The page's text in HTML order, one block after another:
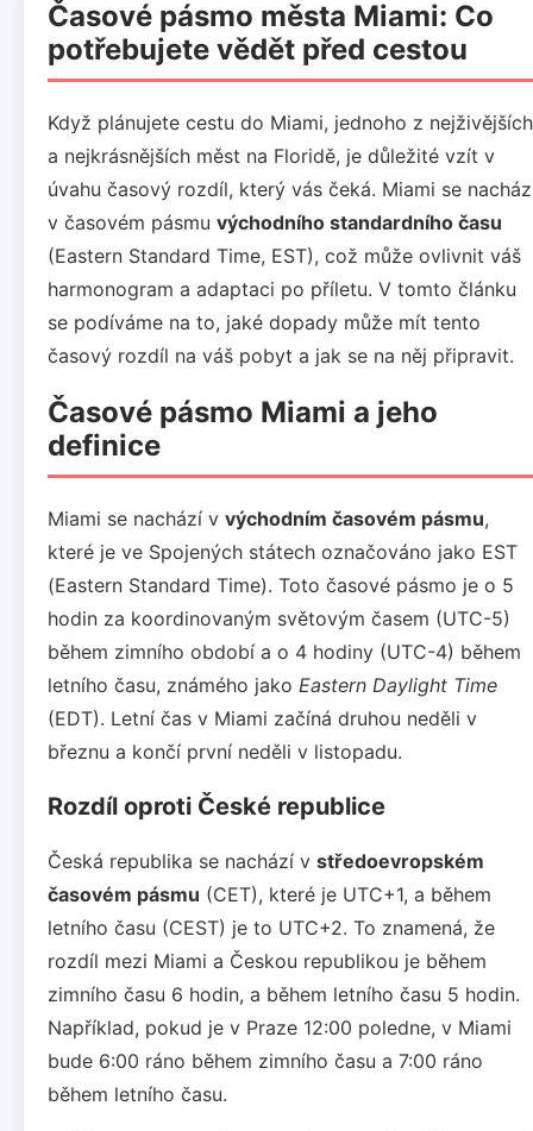
Časové pásmo města Miami: Co
potřebujete vědět před cestou
Když plánujete cestu do Miami, jednoho z nejživějších
a nejkrásnějších měst na Floridě, je důležité vzít v
úvahu časový rozdíl, který vás čeká. Miami se
v časovém pásmu východního standardního času
(Eastern Standard Time, EST), což může ovlivnit váš
harmonogram a adaptaci po příletu. V tomto článku
se podíváme na to, jaké dopady může mít tento
časový rozdíl na váš pobyt a jak se na něj připravit.
Časové pásmo Miami a jeho
definice
Miami se nachází v východním časovém pásmu,
které je ve Spojených státech označováno jako EST
(Eastern Standard Time). Toto časové pásmo je o 5
hodin za koordinovaným světovým časem (UTC-5)
během zimního období a o 4 hodiny (UTC-4) během
letního času, známého jako Eastern Daylight Time
(EDT). Letní čas v Miami začíná druhou neděli v
březnu a končí první neděli v listopadu.
Rozdíl oproti České republice
Česká republika se nachází v středoevropském
časovém pásmu (CET), které je UTC+1, a během
letního času (CEST) je to UTC+2. To znamená, že
rozdíl mezi Miami a Českou republikou je během
zimního času 6 hodin, a během letního času 5 hodin.
Například, pokud je v Praze 12:00 poledne, v Miami
bude 6:00 ráno během zimního času a 7:00 ráno
během letního času.